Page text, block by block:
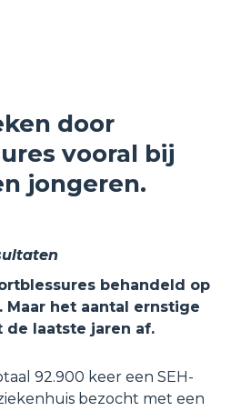
door
vooral bij
jongeren.
behandeld op
Maar het aantal ernstige
de laatste jaren af.
92.900 keer een SEH-
bezocht met een